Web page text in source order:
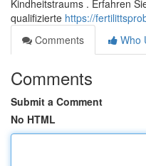
Kindheitstraums . Erfahren
qualifizierte https://
Comments
Who
Comments
Submit a Comment
No HTML